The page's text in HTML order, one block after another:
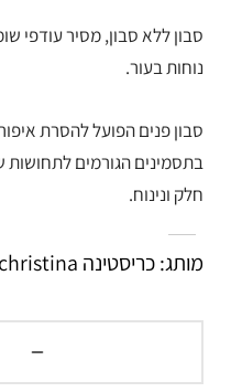
המקורי
סבון ללא סבון, מסיר עודפי
נוחות בעור.
סבון פנים הפועל להסרת
בתסמינים הגורמים לתחושות
חלק ונינוח.
מותג: כריסטינה christina